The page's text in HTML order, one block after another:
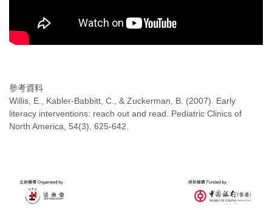
參考資料
Willis, E., Kabler-Babbitt, C., & Zuckerman, B. (2007). Early
literacy interventions: reach out and read. Pediatric Clinics of
North America, 54(3), 625-642.